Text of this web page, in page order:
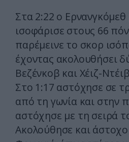
Στα 2:22 ο
ισοφάρισε στους 66
παρέμεινε το σκορ
έχοντας ακολουθήσει
Βεζένκοβ και Χέιζ-
Στο 1:17 αστόχησε σε
από τη γωνία και στην
αστόχησε με τη σειρά
Ακολούθησε και